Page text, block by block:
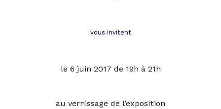
vous invitent
le 6 juin 2017 de 19h à 21h
au vernissage de l’exposition